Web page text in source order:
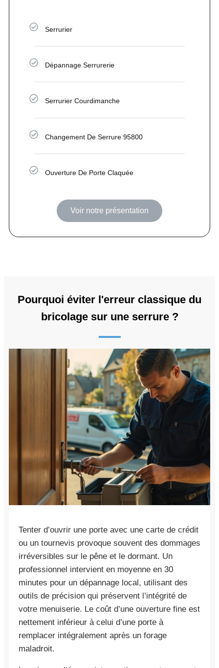
Serrurier
Dépannage Serrurerie
Serrurier Courdimanche
Changement De Serrure 95800
Ouverture De Porte Claquée
Voir notre présentation
Pourquoi éviter l'erreur classique du
bricolage sur une serrure ?
Tenter d’ouvrir une porte avec une carte de crédit
ou un tournevis provoque souvent des dommages
irréversibles sur le pêne et le dormant. Un
professionnel intervient en moyenne en 30
minutes pour un dépannage local, utilisant des
outils de précision qui préservent l’intégrité de
votre menuiserie. Le coût d’une ouverture fine est
nettement inférieur à celui d’une porte à
remplacer intégralement après un forage
maladroit.